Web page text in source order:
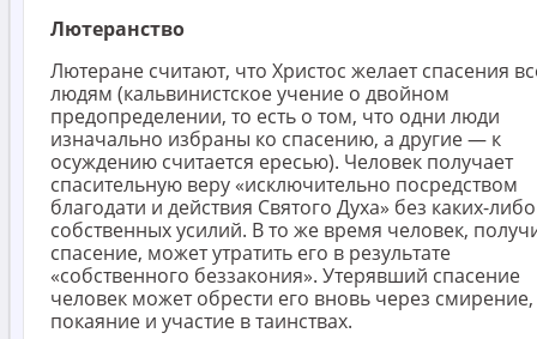
Лютеранство
Лютеране считают, что Христос желает спасения
людям (кальвинистское учение о двойном
предопределении, то есть о том, что одни люди
изначально избраны ко спасению, а другие — к
осуждению считается ересью). Человек получает
спасительную веру «исключительно посредством
благодати и действия Святого Духа» без каких-либо
собственных усилий. В то же время человек,
спасение, может утратить его в результате
«собственного беззакония». Утерявший спасение
человек может обрести его вновь через смирение,
покаяние и участие в таинствах.